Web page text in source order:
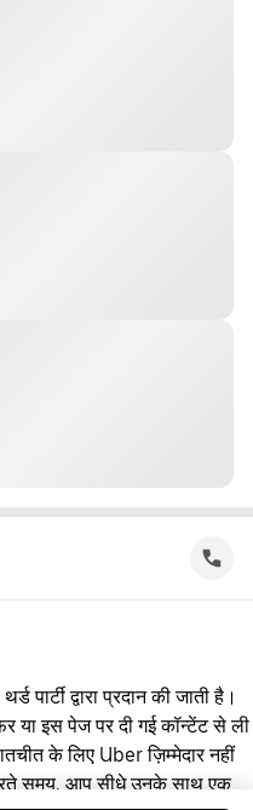
द्वारा प्रदान की जाती है।
या इस पेज पर दी गई कॉन्टेंट से ली
के लिए Uber ज़िम्मेदार नहीं
समय, आप सीधे उनके साथ एक